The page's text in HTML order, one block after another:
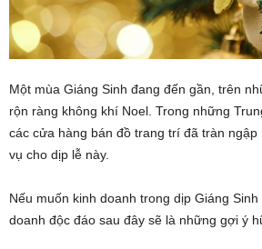
Một mùa Giáng Sinh đang đến gần, trên
rộn ràng không khí Noel. Trong những
các cửa hàng bán đồ trang trí đã tràn
vụ cho dịp lễ này.
Nếu muốn kinh doanh trong dịp Giáng
doanh độc đáo sau đây sẽ là những gợi ý